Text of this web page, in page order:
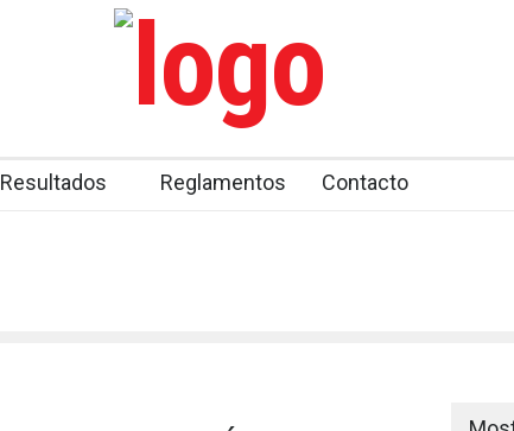
Resultados Reglamentos Contacto